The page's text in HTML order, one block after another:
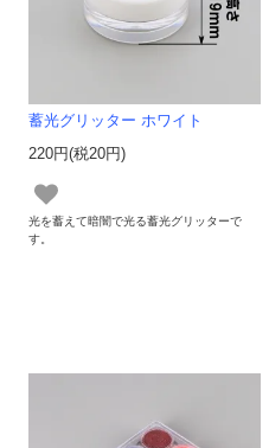
蓄光グリッター ホワイト
220円(税20円)
光を蓄えて暗闇で光る蓄光グリッターで
す。